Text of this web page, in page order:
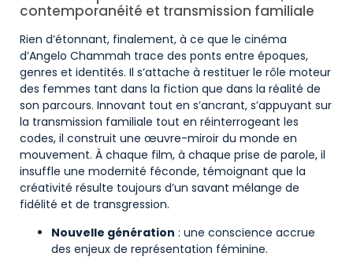
contemporanéité et transmission familiale
Rien d’étonnant, finalement, à ce que le cinéma
d’Angelo Chammah trace des ponts entre époques,
genres et identités. Il s’attache à restituer le rôle moteur
des femmes tant dans la fiction que dans la réalité de
son parcours. Innovant tout en s’ancrant, s’appuyant sur
la transmission familiale tout en réinterrogeant les
codes, il construit une œuvre-miroir du monde en
mouvement. À chaque film, à chaque prise de parole, il
insuffle une modernité féconde, témoignant que la
créativité résulte toujours d’un savant mélange de
fidélité et de transgression.
Nouvelle génération : une conscience accrue
des enjeux de représentation féminine.